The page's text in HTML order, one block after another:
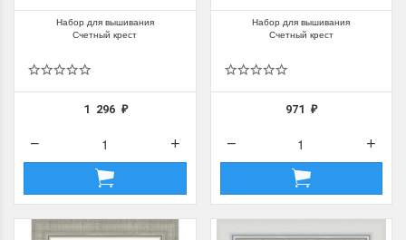
Набор для вышивания
Счетный крест
1 296 ₽
Набор для вышивания
Счетный крест
971₽